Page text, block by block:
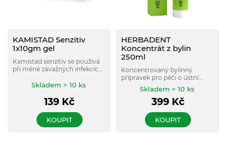
KAMISTAD Senzitiv
1x10gm gel
Kamistad senzitiv se používá
při méně závažných infekcích
dospělých a dospívajících od
Skladem > 10 ks
139 Kč
KOUPIT
HERBADENT
Koncentrát z bylin
250ml
Koncentrovaný bylinný
přípravek pro péči o ústní
dutinu, který pomáhá
udržovat hygienu dásní a
podporuje celkový komfort v
Skladem > 10 ks
399Kč
KOUPIT